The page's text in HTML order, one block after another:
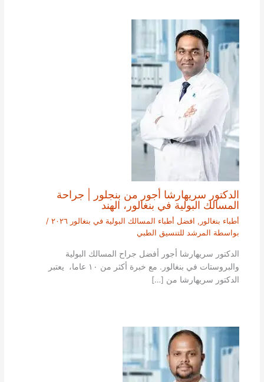
الدكتور سريهارشا أجور من بنجلور | جراحة
المسالك البولية في بنغالور، الهند
أطباء بنغالور , افضل أطباء المسالك البولية في بنغالور ٢٠٢٦
/
بواسطة المرشد للتنسيق الطبي
الدكتور سريهارشا أجور أفضل جراح المسالك البولية
والبروستات في بنغالور. مع خبرة أكثر من ١٠ عاما، يعتبر
الدكتور سريهارشا من […]